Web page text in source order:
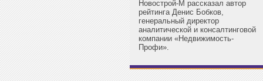
Новострой-М рассказал автор
рейтинга Денис Бобков,
генеральный директор
аналитической и консалтинговой
компании «Недвижимость-
Профи».